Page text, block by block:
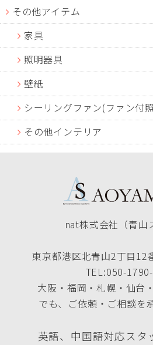
その他アイテム
家具
照明器具
壁紙
シーリングファン(ファン付
その他インテリア
nat株式会社（青山
東京都港区北青山2丁目12
TEL:050-
大阪・福岡・札幌・仙台
でも、ご依頼・ご相談を
英語、中国語対応スタ